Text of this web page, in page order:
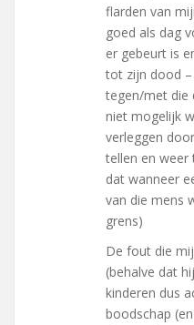
flarden van
goed als dag
er gebeurt is
tot zijn dood
tegen/met die
niet mogelijk
verleggen
tellen en weer
dat wanneer
van die mens
grens)
De fout die
(behalve dat
kinderen dus
boodschap